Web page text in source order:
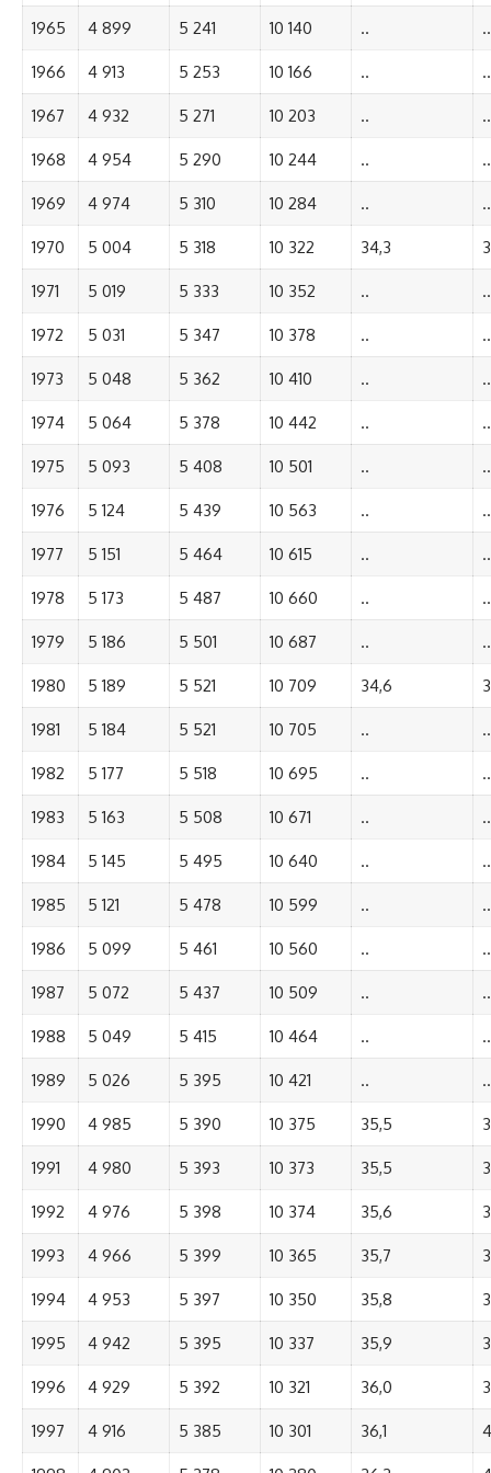
1965 4 899 5 241 10 140 .. ..
1966 4 913 5 253 10 166 .. ..
1967 4 932 5 271 10 203 .. ..
1968 4 954 5 290 10 244 .. ..
1969 4 974 5 310 10 284 .. ..
1970 5 004 5 318 10 322 34,3
1971 5 019 5 333 10 352 .. ..
1972 5 031 5 347 10 378 .. ..
1973 5 048 5 362 10 410 .. ..
1974 5 064 5 378 10 442 .. ..
1975 5 093 5 408 10 501 .. ..
1976 5 124 5 439 10 563 .. ..
1977 5 151 5 464 10 615 .. ..
1978 5 173 5 487 10 660 .. ..
1979 5 186 5 501 10 687 .. ..
1980 5 189 5 521 10 709 34,6
1981 5 184 5 521 10 705 .. ..
1982 5 177 5 518 10 695 .. ..
1983 5 163 5 508 10 671 .. ..
1984 5 145 5 495 10 640 .. ..
1985 5 121 5 478 10 599 .. ..
1986 5 099 5 461 10 560 .. ..
1987 5 072 5 437 10 509 .. ..
1988 5 049 5 415 10 464 .. ..
1989 5 026 5 395 10 421 .. ..
1990 4 985 5 390 10 375 35,5
1991 4 980 5 393 10 373 35,5
1992 4 976 5 398 10 374 35,6
1993 4 966 5 399 10 365 35,7
1994 4 953 5 397 10 350 35,8
1995 4 942 5 395 10 337 35,9
1996 4 929 5 392 10 321 36,0
1997 4 916 5 385 10 301 36,1